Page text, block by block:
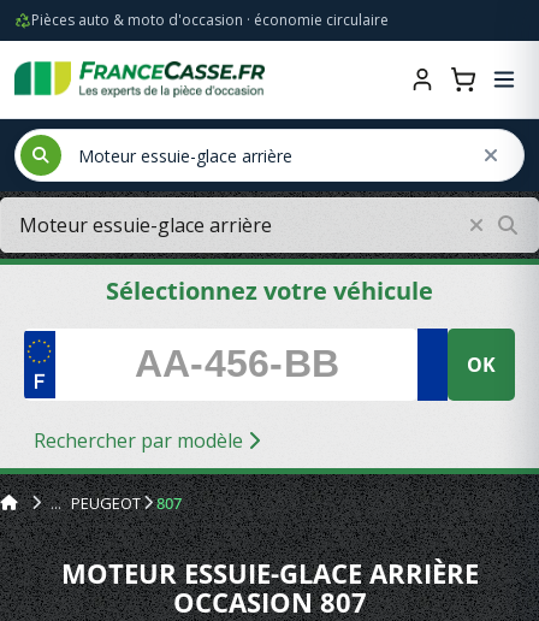
Pièces auto & moto d'occasion · économie circulaire
Sélectionnez votre véhicule
OK
Rechercher par modèle
PEUGEOT 807
MOTEUR ESSUIE-GLACE ARRIÈRE
OCCASION 807